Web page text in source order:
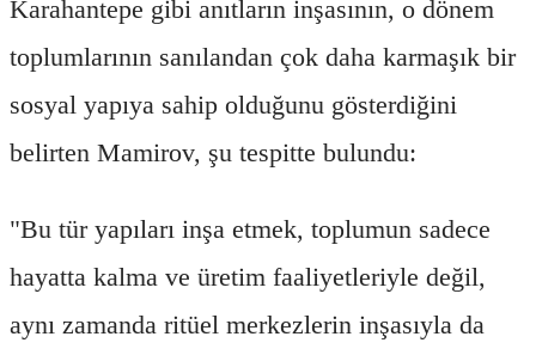
Karahantepe gibi anıtların inşasının, o dönem
toplumlarının sanılandan çok daha karmaşık bir
sosyal yapıya sahip olduğunu gösterdiğini
belirten Mamirov, şu tespitte bulundu:
"Bu tür yapıları inşa etmek, toplumun sadece
hayatta kalma ve üretim faaliyetleriyle değil,
aynı zamanda ritüel merkezlerin inşasıyla da